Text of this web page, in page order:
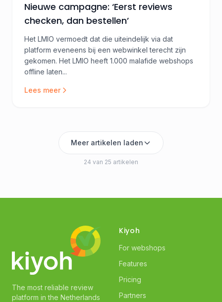
Nieuwe campagne: ‘Eerst reviews
checken, dan bestellen’
Het LMIO vermoedt dat die uiteindelijk via dat
platform eveneens bij een webwinkel terecht zijn
gekomen. Het LMIO heeft 1.000 malafide webshops
offline laten...
Lees meer
Meer artikelen laden
24 van 25 artikelen
The most reliable review
platform in the Netherlands
Kiyoh
For webshops
Features
Pricing
Partners